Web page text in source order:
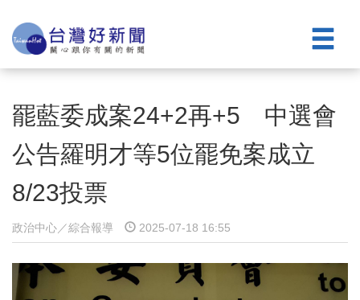
罷藍委成案24+2再+5 中選會
公告羅明才等5位罷免案成立
8/23投票
政治中心／綜合報導 2025-07-18 16:55